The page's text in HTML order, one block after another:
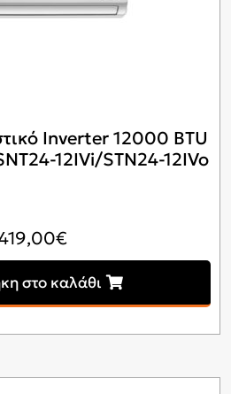
Inverter 12000 BTU
12IVi/STN24-12IVo
€
στο καλάθι